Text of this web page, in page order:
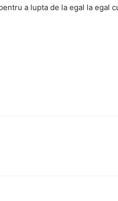
a lupta de la egal la egal